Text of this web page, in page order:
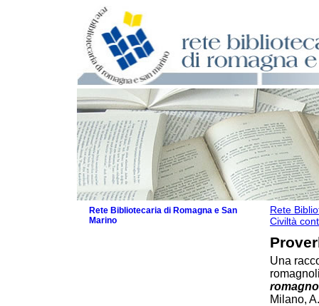
Rete
Civiltà
Una
Milano,
Rete Bibliotecaria di Romagna e San
Marino